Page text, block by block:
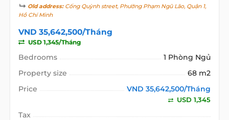
Old address:Cống Quỳnh street, Phường Phạm Ngũ Lão, Quận 1,
Hồ Chí Minh
VND 35,642,500/Tháng
USD 1,345/Tháng
Bedrooms
1 Phòng Ngủ
Property size
68 m2
Price
VND 35,642,500/Tháng
USD 1,345
Tax